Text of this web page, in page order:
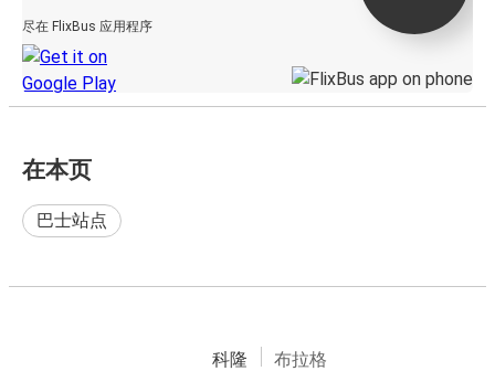
尽在 FlixBus 应用程序
在本页
巴士站点
科隆 布拉格